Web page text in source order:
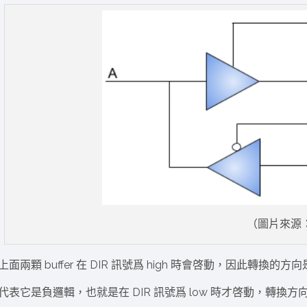
（圖片來
面兩顆 buffer 在 DIR 訊號爲 high 時會啓動，因此轉換的方
表它是負邏輯，也就是在 DIR 訊號爲 low 時才啓動，轉換方